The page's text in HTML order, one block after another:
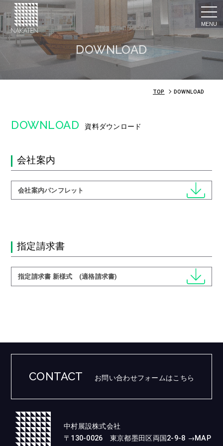
DOWNLOAD
TOP DOWNLOAD
DOWNLOAD 資料ダウンロード
会社案内
会社案内パンフレット
指定請求書
指定請求書 新様式 (適格請求書)
CONTACT お問い合わせフォームはこちら
中村展設株式会社
〒130-0026 東京都墨田区両国2-9-8 →MAP